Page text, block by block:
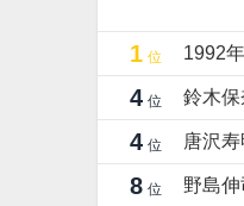
1 位 1992
4 位 鈴木
4 位 唐沢
8 位 野島